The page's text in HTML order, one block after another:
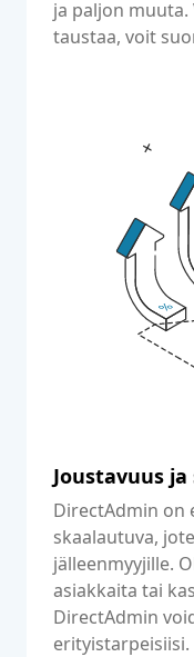
ja paljon
taustaa, voit
Joustavuus
DirectAdmin on
skaalautuva,
jälleenmyyjille.
asiakkaita tai
DirectAdmin